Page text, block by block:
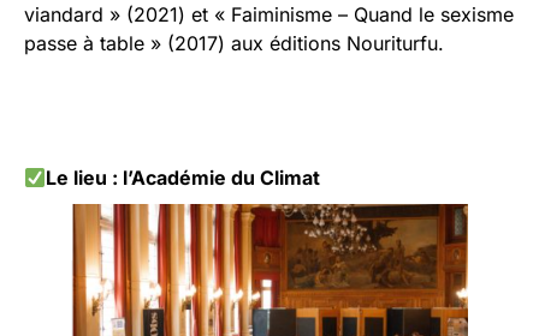
viandard » (2021) et « Faiminisme – Quand le sexisme
passe à table » (2017) aux éditions Nouriturfu.
Le lieu : l’Académie du Climat